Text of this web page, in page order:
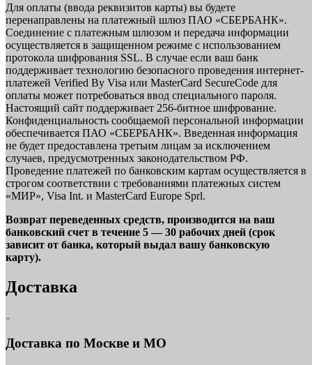
Для оплаты (ввода реквизитов карты) вы будете
перенаправлены на платежный шлюз ПАО «СБЕРБАНК».
Соединение с платежным шлюзом и передача информации
осуществляется в защищенном режиме с использованием
протокола шифрования SSL. В случае если ваш банк
поддерживает технологию безопасного проведения интернет-
платежей Verified By Visa или MasterCard SecureCode для
оплаты может потребоваться ввод специального пароля.
Настоящий сайт поддерживает 256-битное шифрование.
Конфиденциальность сообщаемой персональной информации
обеспечивается ПАО «СБЕРБАНК». Введенная информация
не будет предоставлена третьим лицам за исключением
случаев, предусмотренных законодательством РФ.
Проведение платежей по банковским картам осуществляется в
строгом соответствии с требованиями платежных систем
«МИР», Visa Int. и MasterCard Europe Sprl.
Возврат переведенных средств, производится на ваш
банковский счет в течение 5 — 30 рабочих дней (срок
зависит от банка, который выдал вашу банковскую
карту).
Доставка
Доставка по Москве и МО